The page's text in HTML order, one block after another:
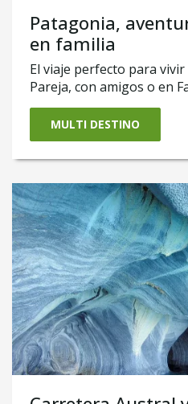
Patagonia,
en familia
El viaje perfecto para
Pareja, con amigos o en
privado, programa todo
a elección en Torres del
principales sitios de
navegación por el
Ballenas y fauna Marina.
para vivir la Patagonia
intensos días. Ten
del Turista Responsable
MULTI DESTINO